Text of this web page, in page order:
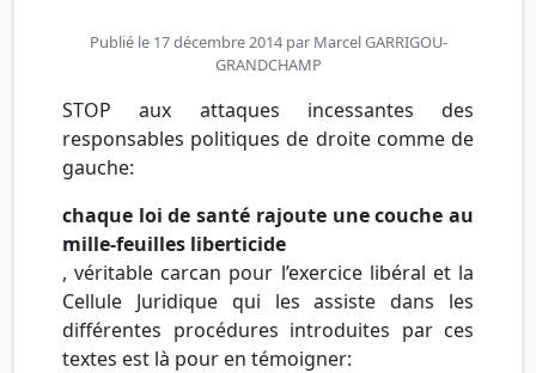
Publié le 17 décembre 2014 par Marcel GARRIGOU-
GRANDCHAMP
STOP aux attaques incessantes des
responsables politiques de droite comme de
gauche:
chaque loi de santé rajoute une couche au
mille-feuilles liberticide
, véritable carcan pour l’exercice libéral et la
Cellule Juridique qui les assiste dans les
différentes procédures introduites par ces
textes est là pour en témoigner: